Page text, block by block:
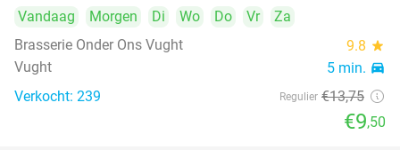
Vandaag Morgen Di Wo Do Vr
Za
Brasserie Onder Ons Vught
9.8 star
Vught 5 min. directions_car
Verkocht: 239 Regulier €13,75
€9,50